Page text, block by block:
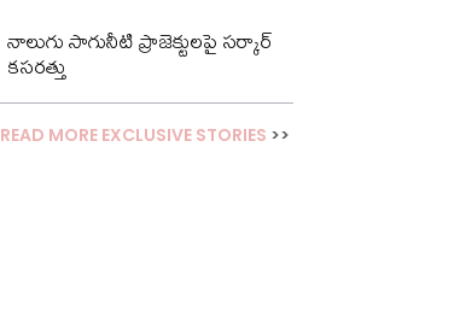
నాలుగు సాగునీటి ప్రాజెక్టులపై సర్కార్
కసరత్తు
READ MORE EXCLUSIVE STORIES >>